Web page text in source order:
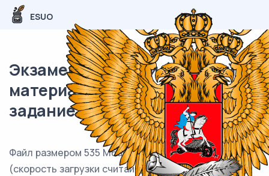
ESUO
Экзаменационный (типовой)
материал ЕГЭ / База / 01
задание (24) / 326
Файл размером 535 Мбайт скачался за 107 секунд
(скорость загрузки считайте постоянной). За